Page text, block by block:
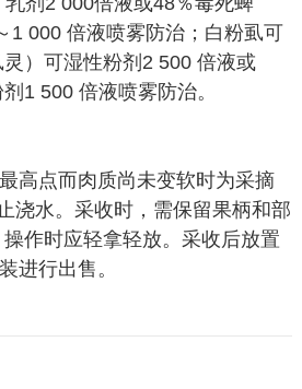
1 000 倍液喷雾防治；白粉虱可
）可湿性粉剂2 500 倍液或
1 500 倍液喷雾防治。
高点而肉质尚未变软时为采摘
浇水。采收时，需保留果柄和部
操作时应轻拿轻放。采收后放置
进行出售。